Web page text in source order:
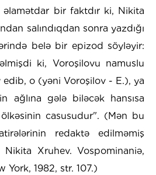
bir faktdır ki, Nikita
salındıqdan sonra yazdığı
belə bir epizod söyləyir:
ki, Voroşilovu namuslu
o (yəni Voroşilov - E.), ya
ağlına gələ biləcək hansısa
casusudur". (Mən bu
redaktə edilməmiş
Xruhev. Vospominaniə,
York, 1982, str. 107.)